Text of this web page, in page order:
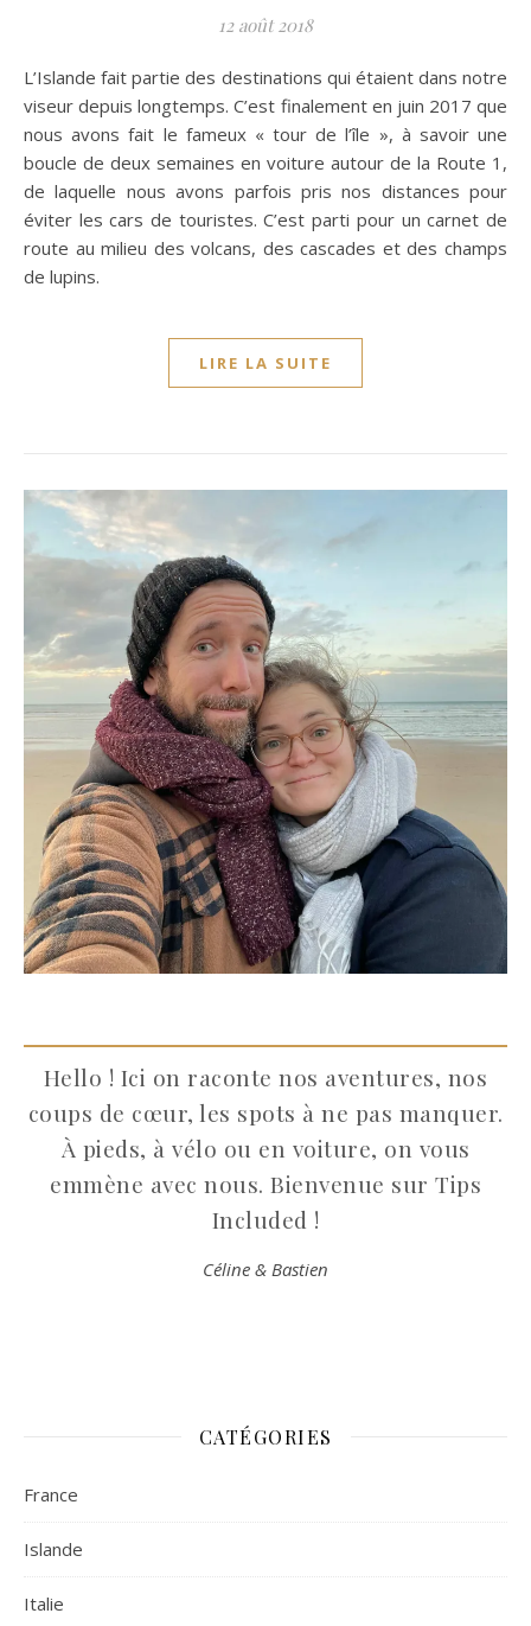
12 août 2018
L’Islande fait partie des destinations qui étaient dans notre
viseur depuis longtemps. C’est finalement en juin 2017 que
nous avons fait le fameux « tour de l’île », à savoir une
boucle de deux semaines en voiture autour de la Route 1,
de laquelle nous avons parfois pris nos distances pour
éviter les cars de touristes. C’est parti pour un carnet de
route au milieu des volcans, des cascades et des champs
de lupins.
LIRE LA SUITE
Hello ! Ici on raconte nos aventures, nos
coups de cœur, les spots à ne pas manquer.
À pieds, à vélo ou en voiture, on vous
emmène avec nous. Bienvenue sur Tips
Included !
Céline & Bastien
CATÉGORIES
France
Islande
Italie